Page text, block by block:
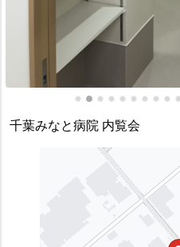
千葉みなと病院 内覧会